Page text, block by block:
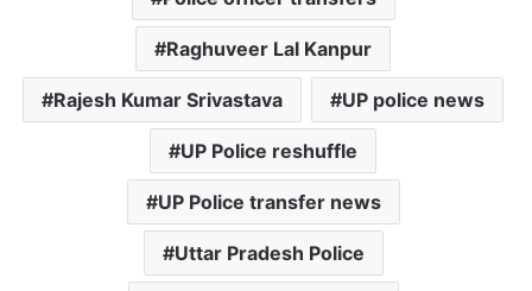
Raghuveer Lal Kanpur
Rajesh Kumar Srivastava UP police news
UP Police reshuffle
UP Police transfer news
Uttar Pradesh Police